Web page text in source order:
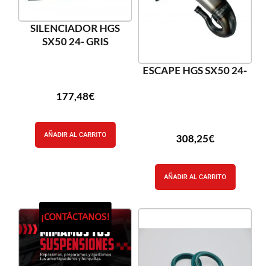
SILENCIADOR HGS
SX50 24- GRIS
177,48€
AÑADIR AL CARRITO
ESCAPE HGS SX50 24-
308,25€
AÑADIR AL CARRITO
¡CONTÁCTANOS!